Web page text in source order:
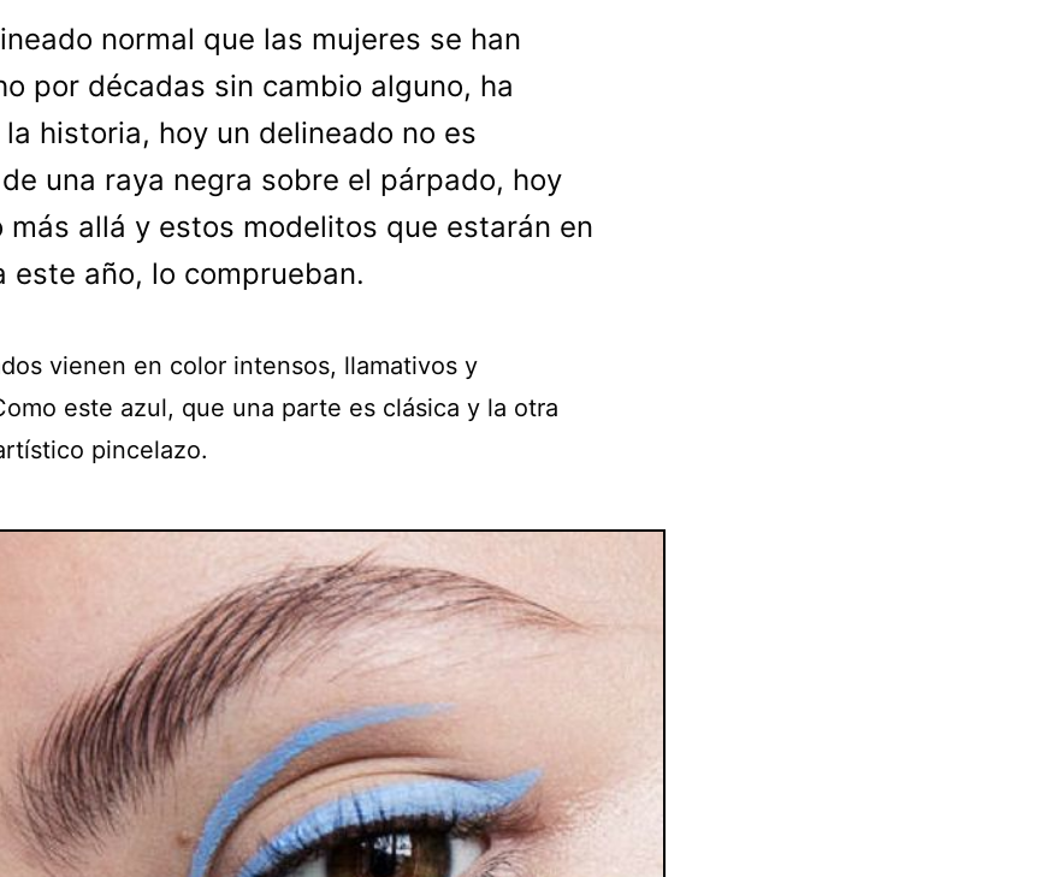
normal que las mujeres se han
por décadas sin cambio alguno, ha
historia, hoy un delineado no es
una raya negra sobre el párpado, hoy
más allá y estos modelitos que estarán en
este año, lo comprueban.
vienen en color intensos, llamativos y
este azul, que una parte es clásica y la otra
pincelazo.